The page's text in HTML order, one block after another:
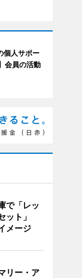
個人サポー
会員の活動
で「レッ
ット」
メージ
リー・ア